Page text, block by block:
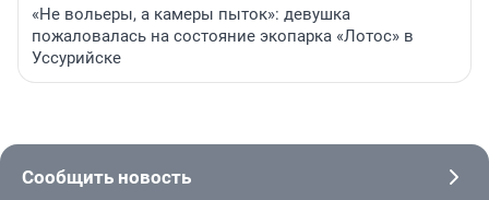
«Не вольеры, а камеры пыток»: девушка
пожаловалась на состояние экопарка «Лотос» в
Уссурийске
Сообщить новость